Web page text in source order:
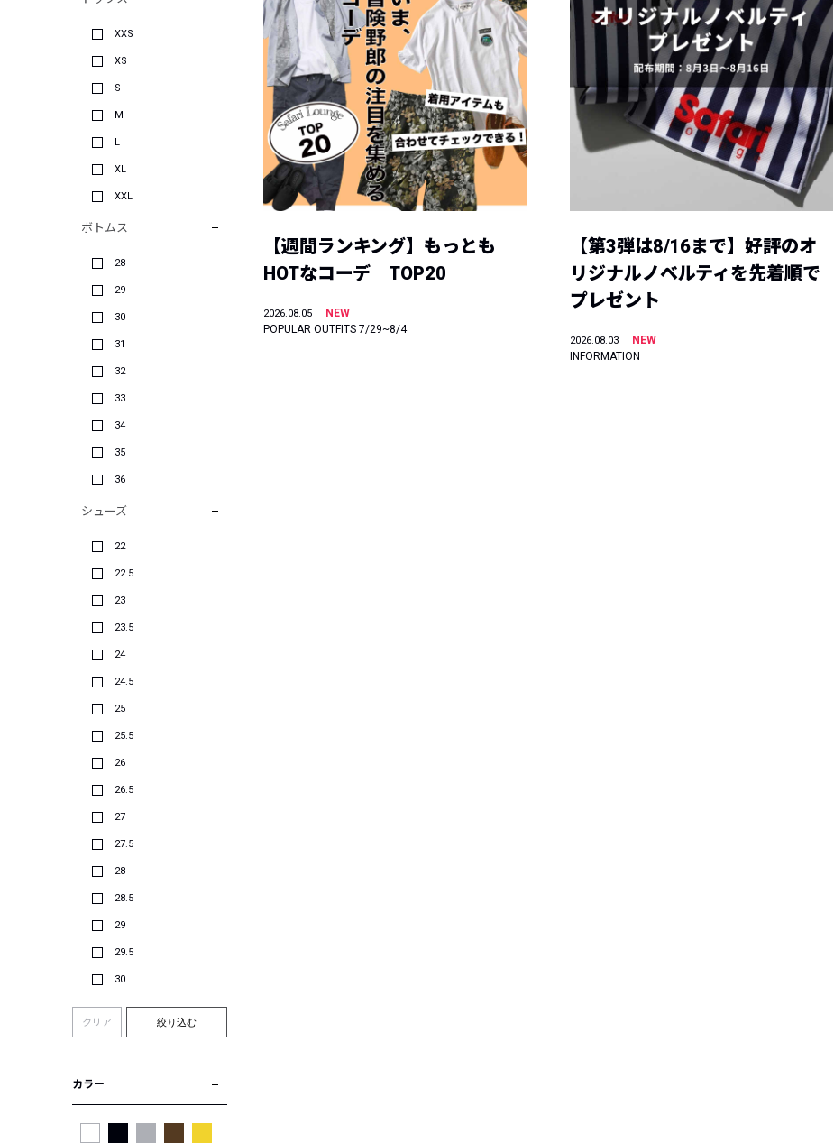
XXS
XS
S
M
L
XL
XXL
ボトムス
28
29
30
31
32
33
34
35
36
シューズ
22
22.5
23
23.5
24
24.5
25
25.5
26
26.5
27
27.5
28
28.5
29
29.5
30
クリア 絞り込む
カラー
【週間ランキング】もっとも
HOTなコーデ｜TOP20
2026.08.05
NEW
POPULAR OUTFITS 7/29~8/4
【第3弾は8/16まで】好評のオ
リジナルノベルティを先着順で
プレゼント
2026.08.03
NEW
INFORMATION